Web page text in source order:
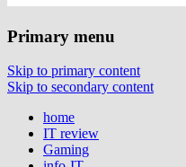
Primary menu
Skip to primary content
Skip to secondary content
home
IT review
Gaming